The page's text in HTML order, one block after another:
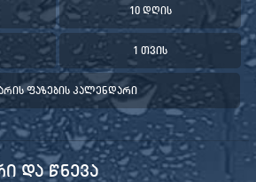
10 დღის
1 თვის
ფაზების კალენდარი
და წნევა